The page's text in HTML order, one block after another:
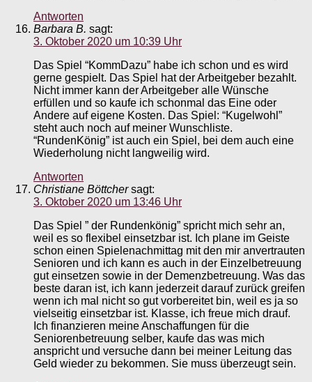
Antworten
Barbara B. sagt:
3. Oktober 2020 um 10:39 Uhr
Das Spiel “KommDazu” habe ich schon und es wird
gerne gespielt. Das Spiel hat der Arbeitgeber bezahlt.
Nicht immer kann der Arbeitgeber alle Wünsche
erfüllen und so kaufe ich schonmal das Eine oder
Andere auf eigene Kosten. Das Spiel: “Kugelwohl”
steht auch noch auf meiner Wunschliste.
“RundenKönig” ist auch ein Spiel, bei dem auch eine
Wiederholung nicht langweilig wird.
Antworten
Christiane Böttcher sagt:
3. Oktober 2020 um 13:46 Uhr
Das Spiel ” der Rundenkönig” spricht mich sehr an,
weil es so flexibel einsetzbar ist. Ich plane im Geiste
schon einen Spielenachmittag mit den mir anvertrauten
Senioren und ich kann es auch in der Einzelbetreuung
gut einsetzen sowie in der Demenzbetreuung. Was das
beste daran ist, ich kann jederzeit darauf zurück greifen
wenn ich mal nicht so gut vorbereitet bin, weil es ja so
vielseitig einsetzbar ist. Klasse, ich freue mich drauf.
Ich finanzieren meine Anschaffungen für die
Seniorenbetreuung selber, kaufe das was mich
anspricht und versuche dann bei meiner Leitung das
Geld wieder zu bekommen. Sie muss überzeugt sein.